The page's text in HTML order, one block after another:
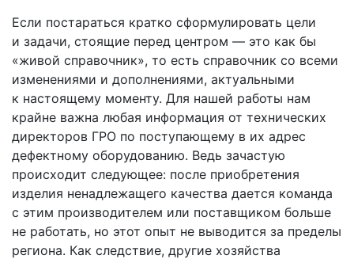
Если постараться кратко сформулировать цели
и задачи, стоящие перед центром — это как бы
«живой справочник», то есть справочник со всеми
изменениями и дополнениями, актуальными
к настоящему моменту. Для нашей работы нам
крайне важна любая информация от технических
директоров ГРО по поступающему в их адрес
дефектному оборудованию. Ведь зачастую
происходит следующее: после приобретения
изделия ненадлежащего качества дается команда
с этим производителем или поставщиком больше
не работать, но этот опыт не выводится за пределы
региона. Как следствие, другие хозяйства